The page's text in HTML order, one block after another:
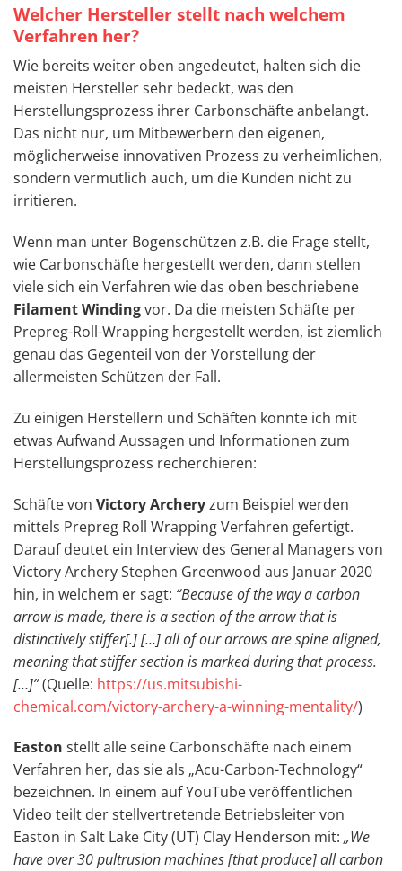
Welcher Hersteller stellt nach welchem
Verfahren her?
Wie bereits weiter oben angedeutet, halten sich die
meisten Hersteller sehr bedeckt, was den
Herstellungsprozess ihrer Carbonschäfte anbelangt.
Das nicht nur, um Mitbewerbern den eigenen,
möglicherweise innovativen Prozess zu verheimlichen,
sondern vermutlich auch, um die Kunden nicht zu
irritieren.
Wenn man unter Bogenschützen z.B. die Frage stellt,
wie Carbonschäfte hergestellt werden, dann stellen
viele sich ein Verfahren wie das oben beschriebene
Filament Windingvor. Da die meisten Schäfte per
Prepreg-Roll-Wrapping hergestellt werden, ist ziemlich
genau das Gegenteil von der Vorstellung der
allermeisten Schützen der Fall.
Zu einigen Herstellern und Schäften konnte ich mit
etwas Aufwand Aussagen und Informationen zum
Herstellungsprozess recherchieren:
Schäfte von Victory Archeryzum Beispiel werden
mittels Prepreg Roll Wrapping Verfahren gefertigt.
Darauf deutet ein Interview des General Managers von
Victory Archery Stephen Greenwood aus Januar 2020
hin, in welchem er sagt: “Because of the way a carbon
arrow is made, there is a section of the arrow that is
distinctively stiffer[.] […] all of our arrows are spine aligned,
meaning that stiffer section is marked during that process.
[…]”(Quelle: https://us.mitsubishi-
chemical.com/victory-archery-a-winning-mentality/)
Easton stellt alle seine Carbonschäfte nach einem
Verfahren her, das sie als „Acu-Carbon-Technology“
bezeichnen. In einem auf YouTube veröffentlichen
Video teilt der stellvertretende Betriebsleiter von
Easton in Salt Lake City (UT) Clay Henderson mit:„We
have over 30 pultrusion machines [that produce] all carbon